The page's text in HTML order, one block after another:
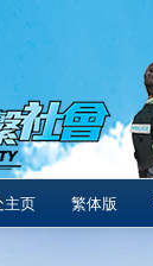
主页 繁体版